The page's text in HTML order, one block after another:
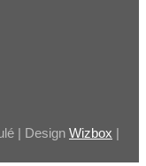
| Design Wizbox |